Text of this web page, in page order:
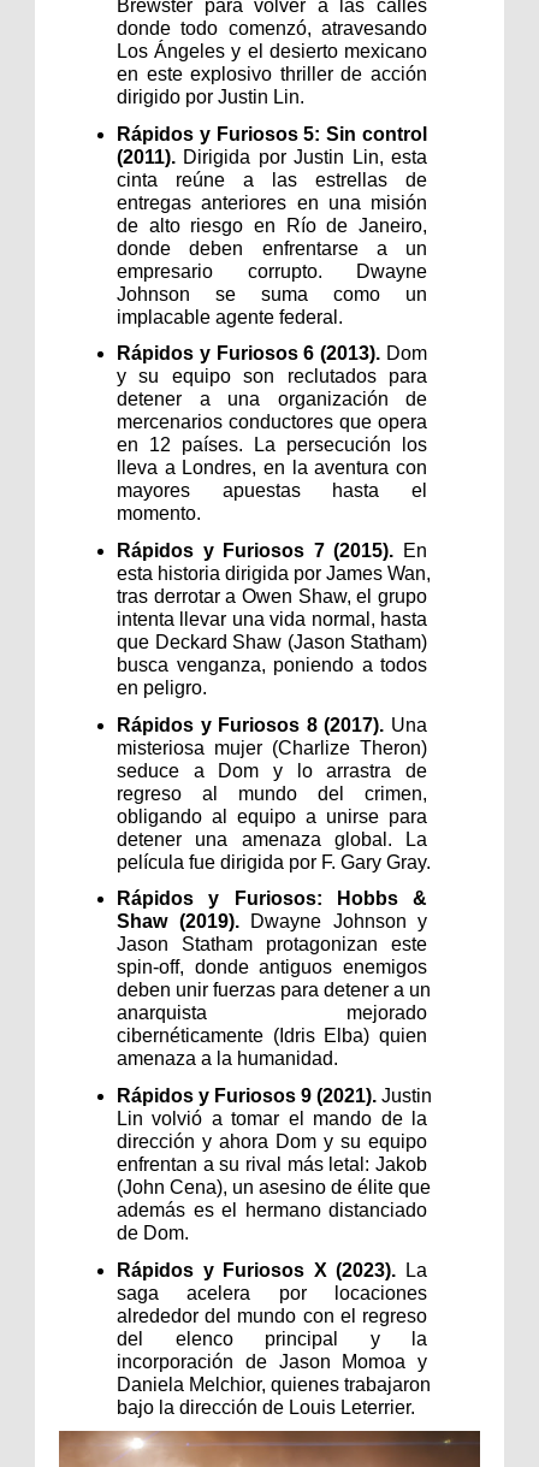
Brewster para volver a las calles
donde todo comenzó, atravesando
Los Ángeles y el desierto mexicano
en este explosivo thriller de acción
dirigido por Justin Lin.
Rápidos y Furiosos 5: Sin control
(2011). Dirigida por Justin Lin, esta
cinta reúne a las estrellas de
entregas anteriores en una misión
de alto riesgo en Río de Janeiro,
donde deben enfrentarse a un
empresario corrupto. Dwayne
Johnson se suma como un
implacable agente federal.
Rápidos y Furiosos 6 (2013). Dom
y su equipo son reclutados para
detener a una organización de
mercenarios conductores que opera
en 12 países. La persecución los
lleva a Londres, en la aventura con
mayores apuestas hasta el
momento.
Rápidos y Furiosos 7 (2015). En
esta historia dirigida por James Wan,
tras derrotar a Owen Shaw, el grupo
intenta llevar una vida normal, hasta
que Deckard Shaw (Jason Statham)
busca venganza, poniendo a todos
en peligro.
Rápidos y Furiosos 8 (2017). Una
misteriosa mujer (Charlize Theron)
seduce a Dom y lo arrastra de
regreso al mundo del crimen,
obligando al equipo a unirse para
detener una amenaza global. La
película fue dirigida por F. Gary Gray.
Rápidos y Furiosos: Hobbs &
Shaw (2019).
Dwayne Johnson y
Jason Statham protagonizan este
spin-off, donde antiguos enemigos
deben unir fuerzas para detener a un
anarquista mejorado
cibernéticamente (Idris Elba) quien
amenaza a la humanidad.
Rápidos y Furiosos 9 (2021). Justin
Lin volvió a tomar el mando de la
dirección y ahora Dom y su equipo
enfrentan a su rival más letal: Jakob
(John Cena), un asesino de élite que
además es el hermano distanciado
de Dom.
Rápidos y Furiosos X (2023).
La
saga acelera por locaciones
alrededor del mundo con el regreso
del elenco principal y la
incorporación de Jason Momoa y
Daniela Melchior, quienes trabajaron
bajo la dirección de Louis Leterrier.